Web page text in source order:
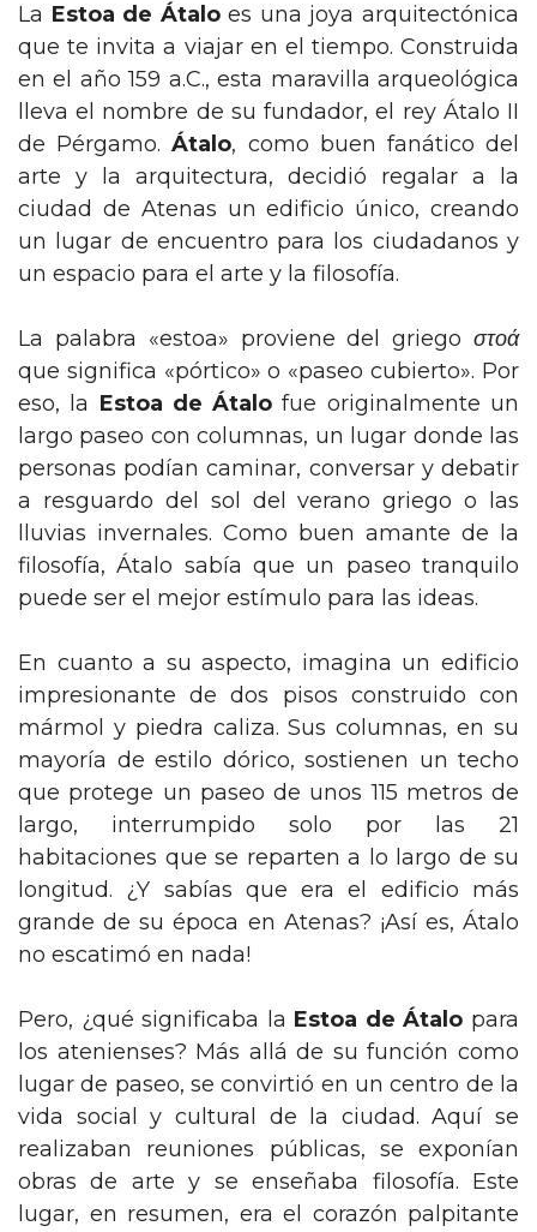
La Estoa de Átaloes una joya arquitectónica
que te invita a viajar en el tiempo. Construida
en el año 159 a.C., esta maravilla arqueológica
lleva el nombre de su fundador, el rey Átalo II
de Pérgamo.Átalo, como buen fanático del
arte y la arquitectura, decidió regalar a la
ciudad de Atenas un edificio único, creando
un lugar de encuentro para los ciudadanos y
un espacio para el arte y la filosofía.
La palabra «estoa» proviene del griego στοά
que significa «pórtico» o «paseo cubierto». Por
eso, la Estoa de Átalo fue originalmente un
largo paseo con columnas, un lugar donde las
personas podían caminar, conversar y debatir
a resguardo del sol del verano griego o las
lluvias invernales. Como buen amante de la
filosofía, Átalo sabía que un paseo tranquilo
puede ser el mejor estímulo para las ideas.
En cuanto a su aspecto, imagina un edificio
impresionante de dos pisos construido con
mármol y piedra caliza. Sus columnas, en su
mayoría de estilo dórico, sostienen un techo
que protege un paseo de unos 115 metros de
largo, interrumpido solo por las 21
habitaciones que se reparten a lo largo de su
longitud. ¿Y sabías que era el edificio más
grande de su época en Atenas? ¡Así es, Átalo
no escatimó en nada!
Pero, ¿qué significaba la Estoa de Átalo para
los atenienses? Más allá de su función como
lugar de paseo, se convirtió en un centro de la
vida social y cultural de la ciudad. Aquí se
realizaban reuniones públicas, se exponían
obras de arte y se enseñaba filosofía. Este
lugar, en resumen, era el corazón palpitante